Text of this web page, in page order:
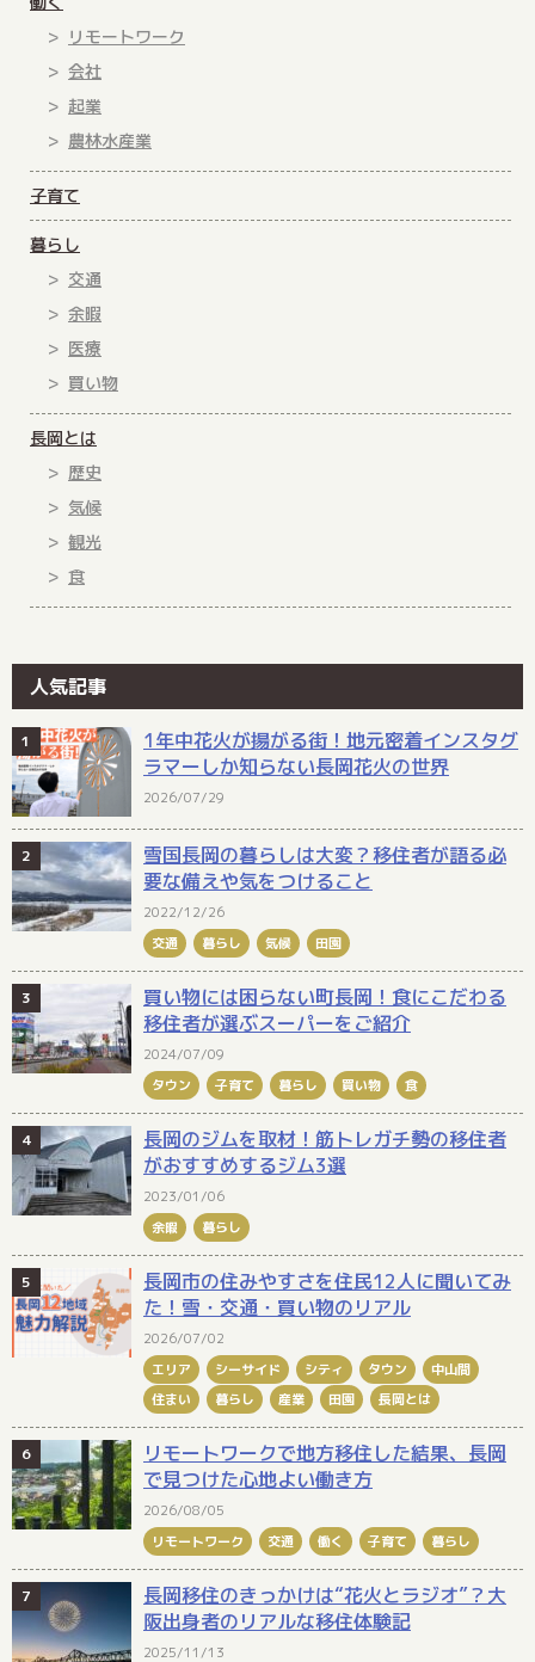
リモートワーク
会社
起業
農林水産業
子育て
暮らし
交通
余暇
医療
買い物
長岡とは
歴史
気候
観光
食
人気記事
1年中花火が揚がる街！地元密着インスタグ
ラマーしか知らない長岡花火の世界
2026/07/29
雪国長岡の暮らしは大変？移住者が語る必
要な備えや気をつけること
2022/12/26
交通
暮らし 気候 田園
買い物には困らない町長岡！食にこだわる
移住者が選ぶスーパーをご紹介
2024/07/09
タウン
子育て 暮らし 買い物 食
長岡のジムを取材！筋トレガチ勢の移住者
がおすすめするジム3選
2023/01/06
余暇
暮らし
長岡市の住みやすさを住民12人に聞いてみ
た！雪・交通・買い物のリアル
2026/07/02
エリア
シーサイド シティ タウン
中山間
住まい
暮らし 産業 田園 長岡とは
リモートワークで地方移住した結果、長岡
で見つけた心地よい働き方
2026/08/05
リモートワーク
交通 働く 子育て 暮らし
長岡移住のきっかけは“花火とラジオ”？大
阪出身者のリアルな移住体験記
2025/11/13